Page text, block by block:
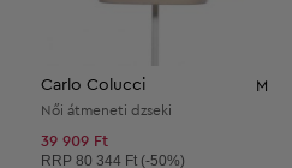
Carlo Colucci M
Női átmeneti dzseki
39 909 Ft
Ajánlott ár:
RRP 80 344 Ft (-50%)